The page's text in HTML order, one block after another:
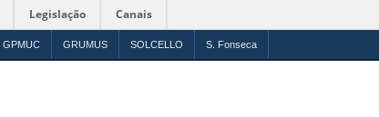
Legislação Canais
GPMUC GRUMUS SOLCELLO S. Fonseca